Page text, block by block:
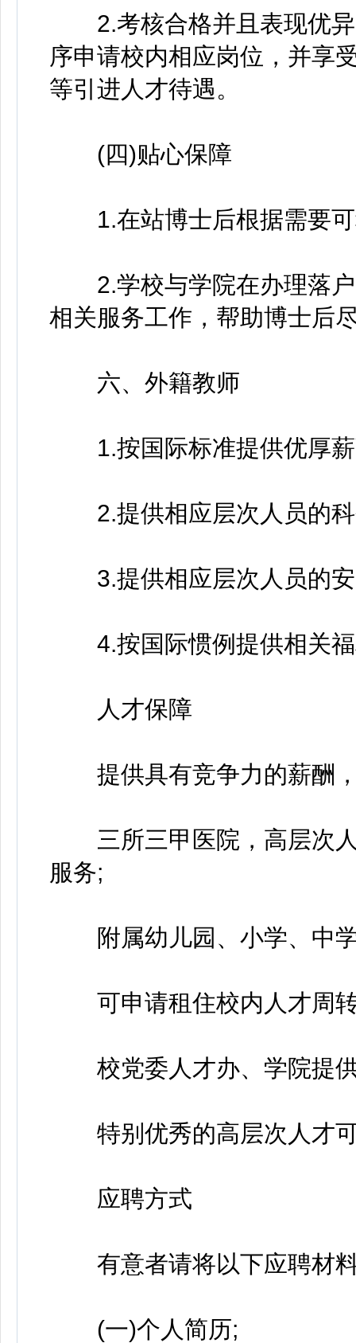
2.考核合格并且表现优异
序申请校内相应岗位，并享
等引进人才待遇。
(四)贴心保障
1.在站博士后根据需要可
2.学校与学院在办理落户
相关服务工作，帮助博士后
六、外籍教师
1.按国际标准提供优厚薪
2.提供相应层次人员的科
3.提供相应层次人员的安
4.按国际惯例提供相关福
人才保障
提供具有竞争力的薪酬，
三所三甲医院，高层次人
服务;
附属幼儿园、小学、中学
可申请租住校内人才周转
校党委人才办、学院提供
特别优秀的高层次人才可
应聘方式
有意者请将以下应聘材料
(一)个人简历;